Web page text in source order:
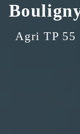
Agri TP 55